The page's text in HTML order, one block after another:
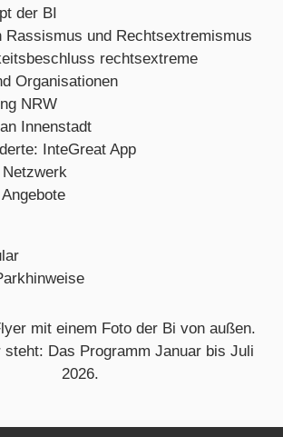
der BI
Rassismus und Rechtsextremismus
rechtsextreme
Organisationen
NRW
Innenstadt
InteGreat App